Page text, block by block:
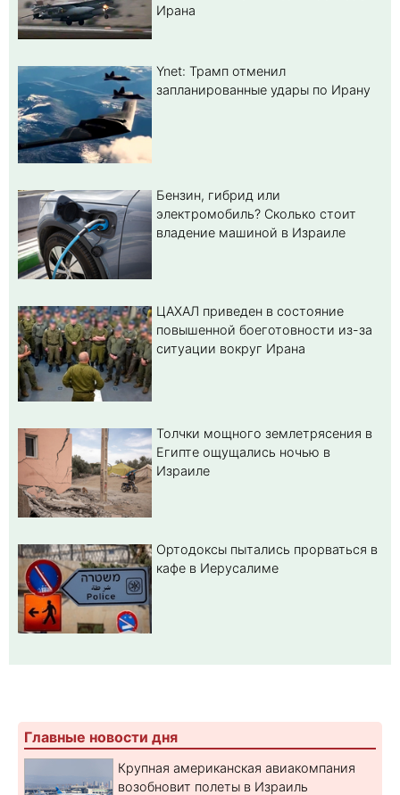
Ирана
Ynet: Трамп отменил
запланированные удары по Ирану
Бензин, гибрид или
электромобиль? Cколько стоит
владение машиной в Израиле
ЦАХАЛ приведен в состояние
повышенной боеготовности из-за
ситуации вокруг Ирана
Толчки мощного землетрясения в
Египте ощущались ночью в
Израиле
Ортодоксы пытались прорваться в
кафе в Иерусалиме
Главные новости дня
Крупная американская авиакомпания
возобновит полеты в Израиль